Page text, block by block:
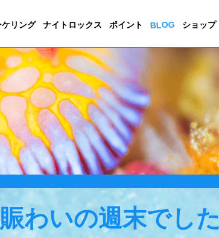
リング ナイトロックス ポイント BLOG ショップ
わいの週末でした